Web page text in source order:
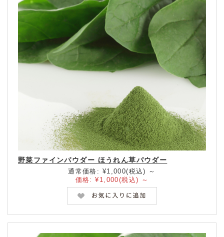
野菜ファインパウダー ほうれん草パウダー
通常価格: ¥1,000(税込)
～
価格: ¥1,000(税込) ～